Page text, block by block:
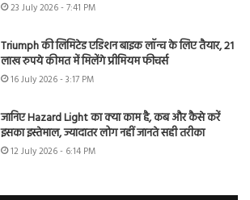
23 July 2026 - 7:41 PM
Triumph की लिमिटेड एडिशन बाइक लॉन्च के लिए तैयार, 21
लाख रुपये कीमत में मिलेंगे प्रीमियम फीचर्स
16 July 2026 - 3:17 PM
जानिए Hazard Light का क्या काम है, कब और कैसे करें
इसका इस्तेमाल, ज्यादातर लोग नहीं जानते सही तरीका
12 July 2026 - 6:14 PM